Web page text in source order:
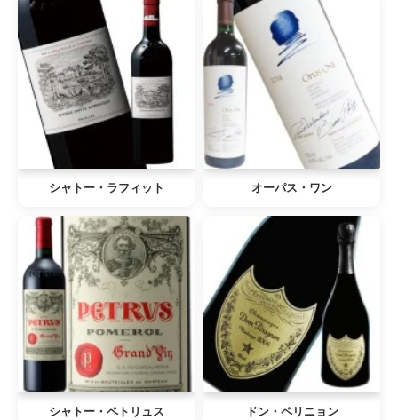
シャトー・ラフィット オーパス・ワン
シャトー・ペトリュス ドン・ペリニョン